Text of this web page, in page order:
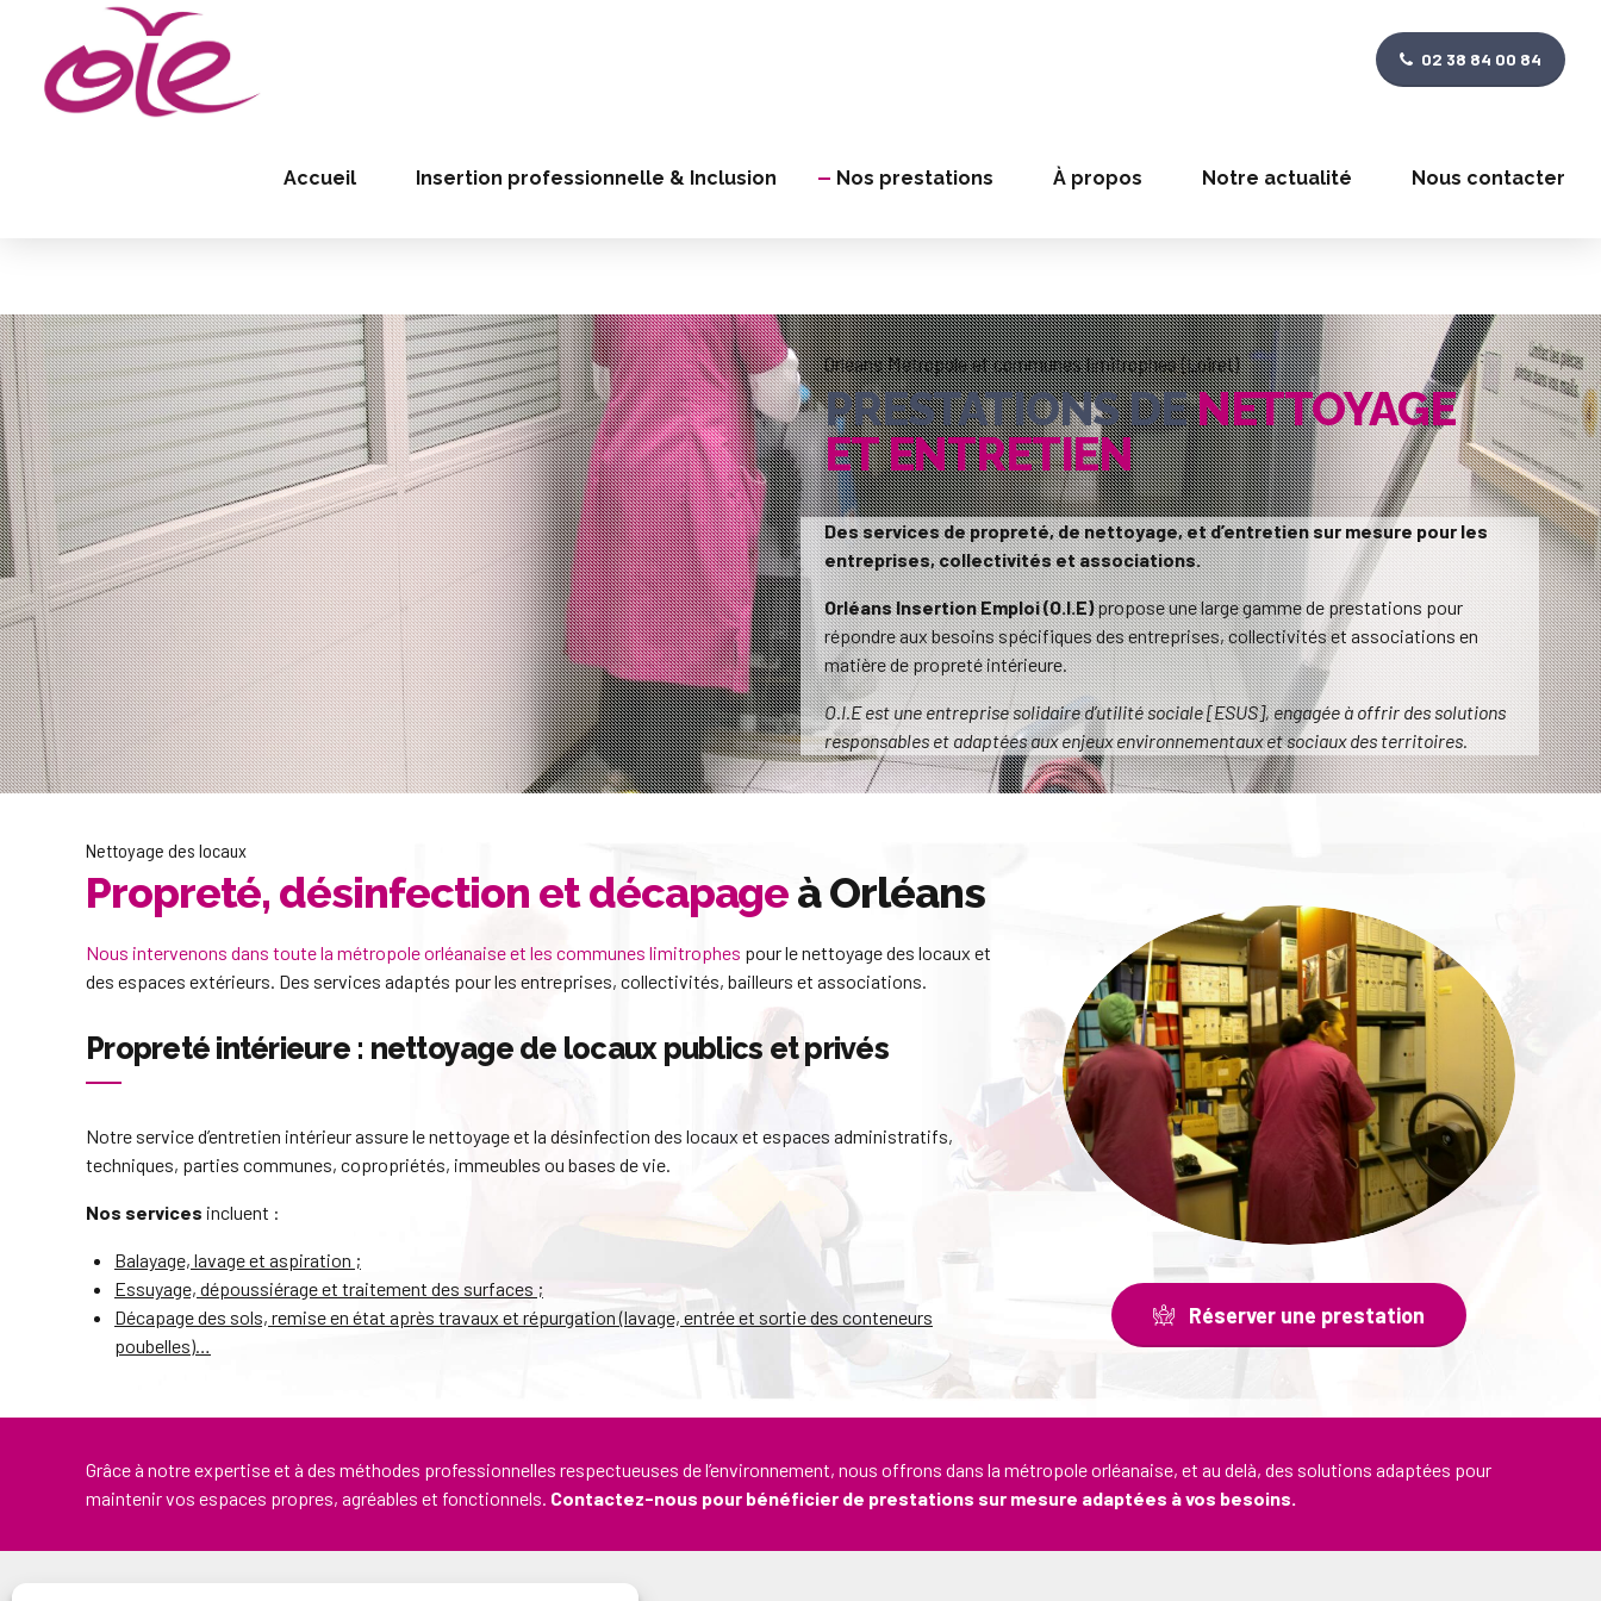
02 38 84 00 84
Accueil Insertion professionnelle & Inclusion Nos prestations À propos Notre actualité Nous contacter
Orléans Métropole et communes limitrophes (Loiret)
PRESTATIONS DENETTOYAGE
ET ENTRETIEN
Des services de propreté, de nettoyage, et d’entretien sur mesure pour les
entreprises, collectivités et associations.
Orléans Insertion Emploi (O.I.E)propose une large gamme de prestations pour
répondre aux besoins spécifiques des entreprises, collectivités et associations en
matière de propreté intérieure.
O.I.E est une entreprise solidaire d’utilité sociale [ESUS], engagée à offrir des solutions
responsables et adaptées aux enjeux environnementaux et sociaux des territoires.
Nettoyage des locaux
Propreté, désinfection et décapageà Orléans
Nous intervenons dans toute la métropole orléanaise et les communes limitrophes pour le nettoyage des locaux et
des espaces extérieurs. Des services adaptés pour les entreprises, collectivités, bailleurs et associations.
Propreté intérieure : nettoyage de locaux publics et privés
Notre service d’entretien intérieur assure le nettoyage et la désinfection des locaux et espaces administratifs,
techniques, parties communes, copropriétés, immeubles ou bases de vie.
Nos services incluent :
Balayage, lavage et aspiration ;
Essuyage, dépoussiérage et traitement des surfaces ;
Décapage des sols, remise en état après travaux et répurgation (lavage, entrée et sortie des conteneurs
poubelles)…
Réserver une prestation
Grâce à notre expertise et à des méthodes professionnelles respectueuses de l’environnement, nous offrons dans la métropole orléanaise, et au delà, des solutions adaptées pour
maintenir vos espaces propres, agréables et fonctionnels. Contactez-nous pour bénéficier de prestations sur mesure adaptées à vos besoins.